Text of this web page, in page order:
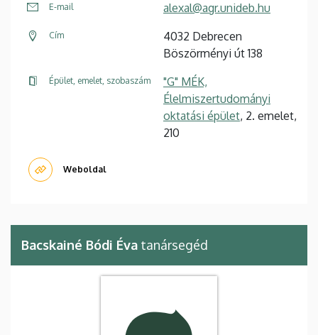
E-mail alexal@agr.unideb.hu
Cím
4032 Debrecen
Böszörményi út 138
Épület, emelet, szobaszám
"G" MÉK,
Élelmiszertudományi
oktatási épület, 2. emelet,
210
Weboldal
Bacskainé Bódi Éva tanársegéd